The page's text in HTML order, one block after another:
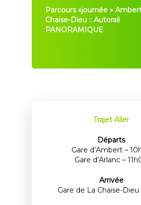
Parcours «journée »
Chaise-Dieu :: Autorail
PANORAMIQUE
Trajet Aller
Départs
Gare d’Ambert –
Gare d’Arlanc –
Arrivée
Gare de La Chaise-Dieu